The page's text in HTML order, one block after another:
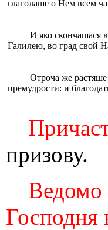
глаголаше о Нем всем
И яко скончашася
Галилею, во град свой
Oтроча же
премудрости: и
призову.
Ведомо
Господня